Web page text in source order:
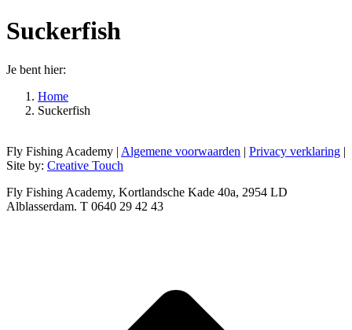
Suckerfish
Je bent hier:
Home
Suckerfish
Fly Fishing Academy | Algemene voorwaarden | Privacy verklaring |
Site by: Creative Touch
Fly Fishing Academy, Kortlandsche Kade 40a, 2954 LD
Alblasserdam. T 0640 29 42 43